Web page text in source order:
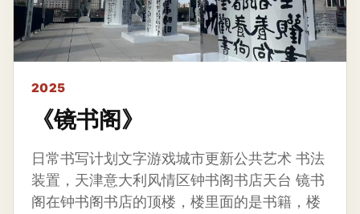
2025
《镜书阁》
日常书写计划文字游戏城市更新公共艺术 书法
装置，天津意大利风情区钟书阁书店天台 镜书
阁在钟书阁书店的顶楼，楼里面的是书籍，楼